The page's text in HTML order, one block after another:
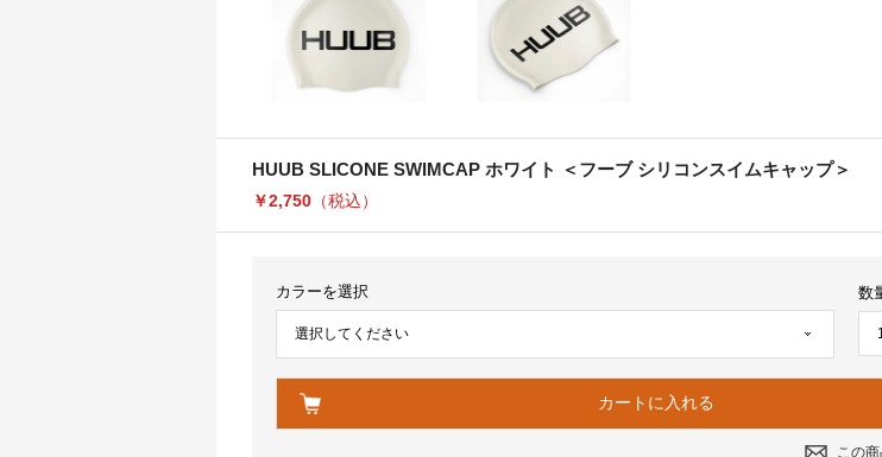
HUUB SLICONE SWIMCAP ホワイト ＜フーブ シリコンスイムキャップ＞
￥2,750 （税込）
カラーを選択 数
この